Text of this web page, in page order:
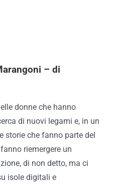
– di
donne che hanno
di nuovi legami e, in un
storie che fanno parte del
riemergere un
di non detto, ma ci
isole digitali e